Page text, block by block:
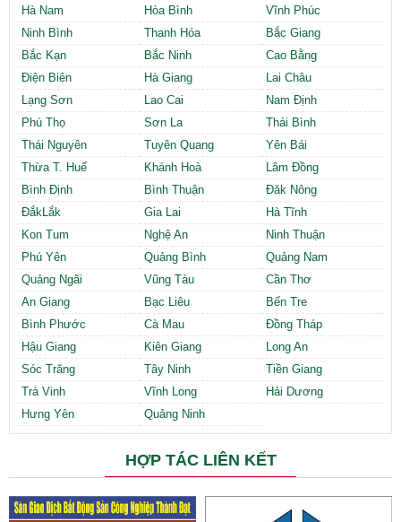
Hà Nam
Hòa Bình
Vĩnh Phúc
Ninh Bình
Thanh Hóa
Bắc Giang
Bắc Kạn
Bắc Ninh
Cao Bằng
Điện Biên
Hà Giang
Lai Châu
Lạng Sơn
Lao Cai
Nam Định
Phú Thọ
Sơn La
Thái Bình
Thái Nguyên
Tuyên Quang
Yên Bái
Thừa T. Huế
Khánh Hoà
Lâm Đồng
Bình Định
Bình Thuận
Đăk Nông
ĐắkLắk
Gia Lai
Hà Tĩnh
Kon Tum
Nghệ An
Ninh Thuận
Phú Yên
Quảng Bình
Quảng Nam
Quảng Ngãi
Vũng Tàu
Cần Thơ
An Giang
Bạc Liêu
Bến Tre
Bình Phước
Cà Mau
Đồng Tháp
Hậu Giang
Kiên Giang
Long An
Sóc Trăng
Tây Ninh
Tiền Giang
Trà Vinh
Vĩnh Long
Hải Dương
Hưng Yên
Quảng Ninh
HỢP TÁC LIÊN KẾT